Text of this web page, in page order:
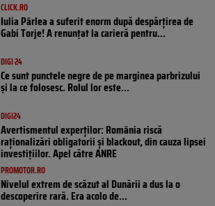
CLICK.RO
Iulia Pârlea a suferit enorm după despărțirea de
Gabi Torje! A renunțat la carieră pentru...
DIGI 24
Ce sunt punctele negre de pe marginea parbrizului
și la ce folosesc. Rolul lor este...
DIGI24
Avertismentul experților: România riscă
raționalizări obligatorii și blackout, din cauza lipsei
investițiilor. Apel către ANRE
PROMOTOR.RO
Nivelul extrem de scăzut al Dunării a dus la o
descoperire rară. Era acolo de...